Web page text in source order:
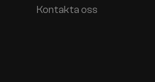
Kontakta oss